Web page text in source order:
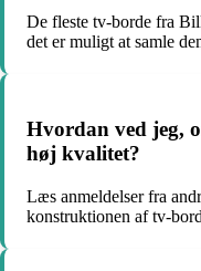
De fleste tv-borde fra
det er muligt at samle
Hvordan ved jeg,
høj kvalitet?
Læs anmeldelser fra
konstruktionen af tv-